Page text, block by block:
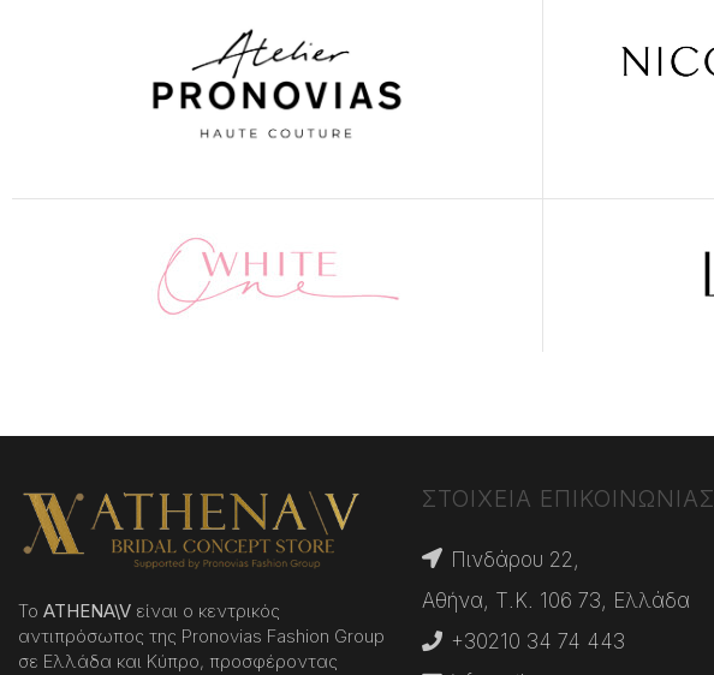
Το ATHENA\V είναι ο κεντρικός
αντιπρόσωπος της Pronovias Fashion Group
σε Ελλάδα και Κύπρο, προσφέροντας
ΣΤΟΙΧΕΙΑ ΕΠΙΚΟΙΝΩΝΙΑΣ
Πινδάρου 22,
Αθήνα, Τ.Κ. 106 73, Ελλάδα
+30210 34 74 443